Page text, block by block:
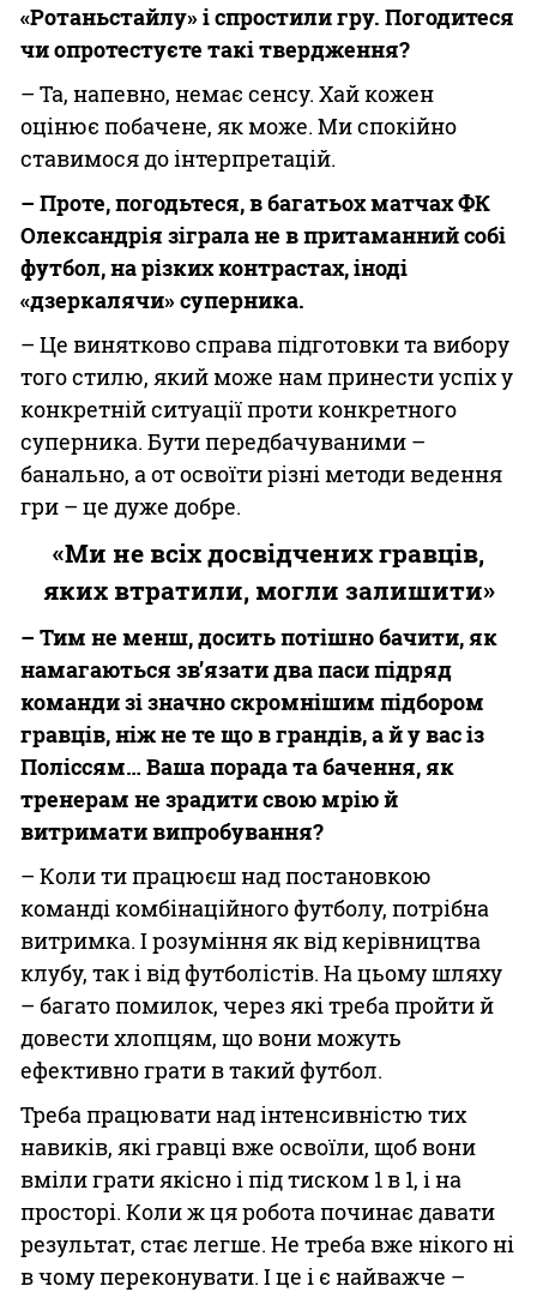
«Ротаньстайлу» і спростили гру. Погодитеся
чи опротестуєте такі твердження?
– Та, напевно, немає сенсу. Хай кожен
оцінює побачене, як може. Ми спокійно
ставимося до інтерпретацій.
– Проте, погодьтеся, в багатьох матчах ФК
Олександрія зіграла не в притаманний собі
футбол, на різких контрастах, іноді
«дзеркалячи» суперника.
– Це винятково справа підготовки та вибору
того стилю, який може нам принести успіх у
конкретній ситуації проти конкретного
суперника. Бути передбачуваними –
банально, а от освоїти різні методи ведення
гри – це дуже добре.
«Ми не всіх досвідчених гравців,
яких втратили, могли залишити»
– Тим не менш, досить потішно бачити, як
намагаються зв’язати два паси підряд
команди зі значно скромнішим підбором
гравців, ніж не те що в грандів, а й у вас із
Поліссям… Ваша порада та бачення, як
тренерам не зрадити свою мрію й
витримати випробування?
– Коли ти працюєш над постановкою
команді комбінаційного футболу, потрібна
витримка. І розуміння як від керівництва
клубу, так і від футболістів. На цьому шляху
– багато помилок, через які треба пройти й
довести хлопцям, що вони можуть
ефективно грати в такий футбол.
Треба працювати над інтенсивністю тих
навиків, які гравці вже освоїли, щоб вони
вміли грати якісно і під тиском 1 в 1, і на
просторі. Коли ж ця робота починає давати
результат, стає легше. Не треба вже нікого ні
в чому переконувати. І це і є найважче –